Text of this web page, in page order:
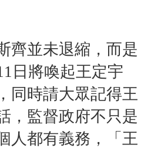
齊並未退縮，而是
日將喚起王定宇
同時請大眾記得王
，監督政府不只是
人都有義務，「王